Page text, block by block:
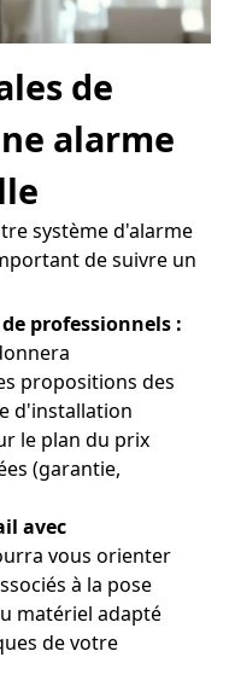
de
alarme
système d'alarme
de suivre un
professionnels :
propositions des
d'installation
le plan du prix
(garantie,
avec
vous orienter
à la pose
matériel adapté
de votre